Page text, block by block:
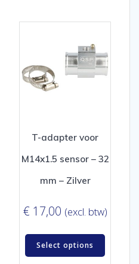
T-adapter voor
M14x1.5 sensor – 32
mm – Zilver
€ 17,00 (excl. btw)
Select options